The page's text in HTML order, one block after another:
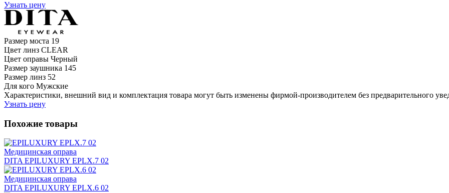
Узнать цену
Размер моста 19
Цвет линз CLEAR
Цвет оправы Черный
Размер заушника 145
Размер линз 52
Для кого Мужские
Характеристики, внешний вид и комплектация товара могут быть изменены фирмой-производителем без предварительного
Узнать цену
Похожие товары
Медицинская оправа
DITA EPILUXURY EPLX.7 02
Медицинская оправа
DITA EPILUXURY EPLX.6 02